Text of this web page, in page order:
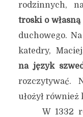
rodzinnych,
troski o własną
duchowego.
katedry,
na język
rozczytywać.
ułożył również
W 1332